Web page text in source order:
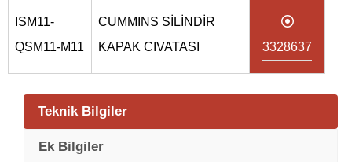
ISM11-
QSM11-M11
CUMMINS SİLİNDİR
KAPAK CIVATASI
3328637
Teknik Bilgiler
Ek Bilgiler